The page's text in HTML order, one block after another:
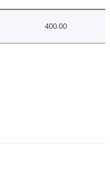
400.00